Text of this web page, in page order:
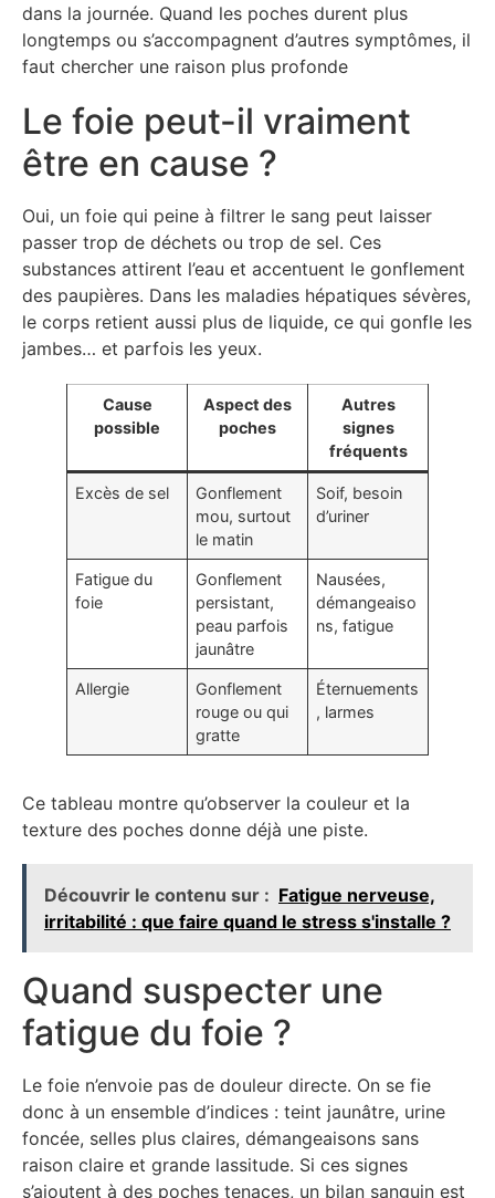
dans la journée. Quand les poches durent plus
longtemps ou s’accompagnent d’autres symptômes, il
faut chercher une raison plus profonde
Le foie peut-il vraiment
être en cause ?
Oui, un foie qui peine à filtrer le sang peut laisser
passer trop de déchets ou trop de sel. Ces
substances attirent l’eau et accentuent le gonflement
des paupières. Dans les maladies hépatiques sévères,
le corps retient aussi plus de liquide, ce qui gonfle les
jambes… et parfois les yeux.
Cause
possible
Aspect des
poches
Autres
signes
fréquents
Excès de sel
Gonflement
mou, surtout
le matin
Soif, besoin
d’uriner
Fatigue du
foie
Gonflement
persistant,
peau parfois
jaunâtre
Nausées,
démangeaiso
ns, fatigue
Allergie
Gonflement
rouge ou qui
gratte
Éternuements
, larmes
Ce tableau montre qu’observer la couleur et la
texture des poches donne déjà une piste.
Découvrir le contenu sur : Fatigue nerveuse,
irritabilité : que faire quand le stress s'installe ?
Quand suspecter une
fatigue du foie ?
Le foie n’envoie pas de douleur directe. On se fie
donc à un ensemble d’indices : teint jaunâtre, urine
foncée, selles plus claires, démangeaisons sans
raison claire et grande lassitude. Si ces signes
s’ajoutent à des poches tenaces, un bilan sanguin est